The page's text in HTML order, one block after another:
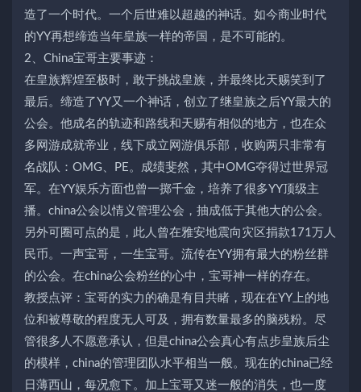
造了一个时代。一个后世难以超越的神话。如今商业时代
的YY再想缔造当年皇族一样的帝国，是不可能的。
2、China宝哥主要事迹：
在皇族辉煌至极时，敢于挑战皇族，并最终比天赐笑到了
最后。缔造了YY又一个神话，创立了继皇族之后YY最大的
公会。他成名的轨迹和路线和天赐有相似的地方，也在众
多网游成就帝业，线下成立网游俱乐部，收购两只非常有
名战队：OMG、PE。成绩斐然，其中OMG夺得过世界冠
军。在YY娱乐方面也曾一掷千金，培养了很多YY顶级主
播。china公会以情义管理公会，抽成低于其他大的公会。
另外可圈可点的是，此人曾在雅安地震向灾区捐款171万人
民币。一声宝哥，一生宝哥。流传在YY拥有最大的粉丝群
的公会。在china公会粉丝的心中，宝哥神一样的存在。
教授点评：宝哥的实力的确是有目共睹，现在在YY上的地
位和被尊敬的程度无人可及，拥有数量最多的脑残粉。尽
管很多人不愿意承认，但是china公会真心有点步皇族后尘
的模样，china的管理团队水平相当一般。现在的china已经
日薄西山，每况愈下。加上宝哥又迷一般的消失，也一度